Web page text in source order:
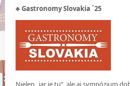
♣Gastronomy Slovakia ´25
Nielen „jar je tu“, ale aj sympózium